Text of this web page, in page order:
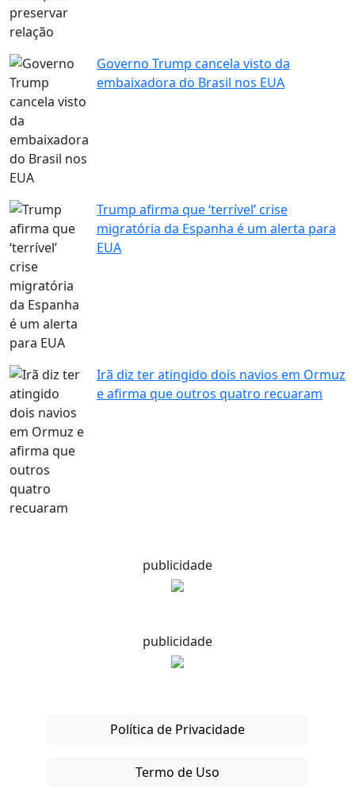
Governo Trump cancela visto da
embaixadora do Brasil nos EUA
Trump afirma que ‘terrível’ crise
migratória da Espanha é um alerta para
EUA
Irã diz ter atingido dois navios em Ormuz
e afirma que outros quatro recuaram
publicidade
publicidade
Política de Privacidade
Termo de Uso